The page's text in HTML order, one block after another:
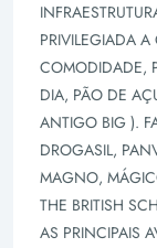
PRIVILEGIADA
COMODIDADE,
DIA, PÃO DE
ANTIGO BIG ).
DROGASIL,
MAGNO,
THE BRITISH
AS PRINCIPAIS